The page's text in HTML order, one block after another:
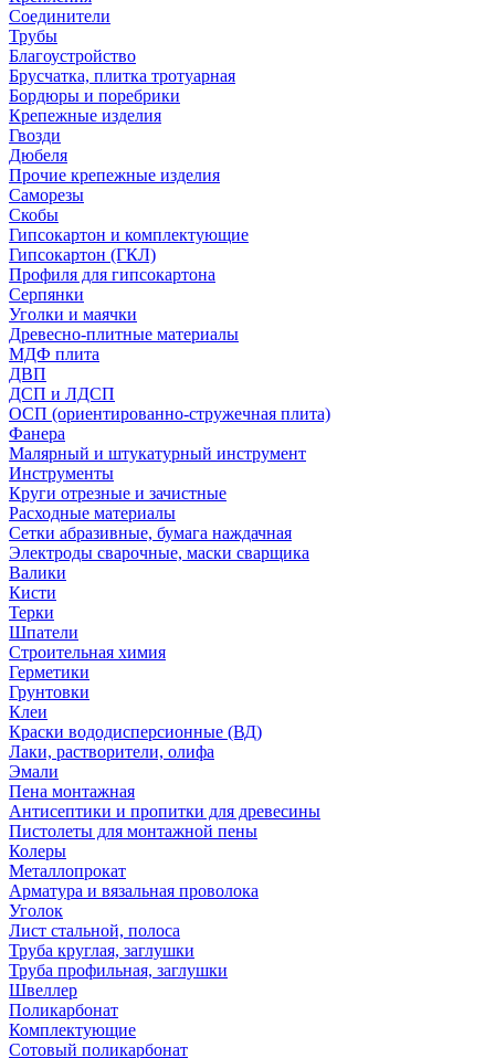
Соединители
Трубы
Благоустройство
Брусчатка, плитка тротуарная
Бордюры и поребрики
Крепежные изделия
Гвозди
Дюбеля
Прочие крепежные изделия
Саморезы
Скобы
Гипсокартон и комплектующие
Гипсокартон (ГКЛ)
Профиля для гипсокартона
Серпянки
Уголки и маячки
Древесно-плитные материалы
МДФ плита
ДВП
ДСП и ЛДСП
ОСП (ориентированно-стружечная плита)
Фанера
Малярный и штукатурный инструмент
Инструменты
Круги отрезные и зачистные
Расходные материалы
Сетки абразивные, бумага наждачная
Электроды сварочные, маски сварщика
Валики
Кисти
Терки
Шпатели
Строительная химия
Герметики
Грунтовки
Клеи
Краски вододисперсионные (ВД)
Лаки, растворители, олифа
Эмали
Пена монтажная
Антисептики и пропитки для древесины
Пистолеты для монтажной пены
Колеры
Металлопрокат
Арматура и вязальная проволока
Уголок
Лист стальной, полоса
Труба круглая, заглушки
Труба профильная, заглушки
Швеллер
Поликарбонат
Комплектующие
Сотовый поликарбонат